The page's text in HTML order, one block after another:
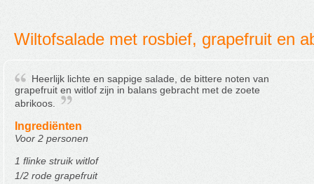
Wiltofsalade met rosbief, grapefruit en
Heerlijk lichte en sappige salade, de bittere noten van
grapefruit en witlof zijn in balans gebracht met de zoete
abrikoos.
Ingrediënten
Voor 2 personen
1 flinke struik witlof
1/2 rode grapefruit